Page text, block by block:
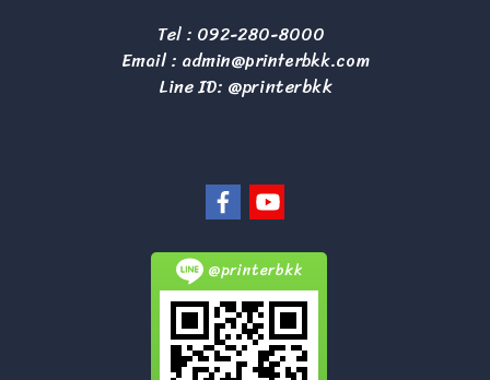
Tel : 092-280-8000
Email : admin@printerbkk.com
Line ID: @printerbkk
@printerbkk